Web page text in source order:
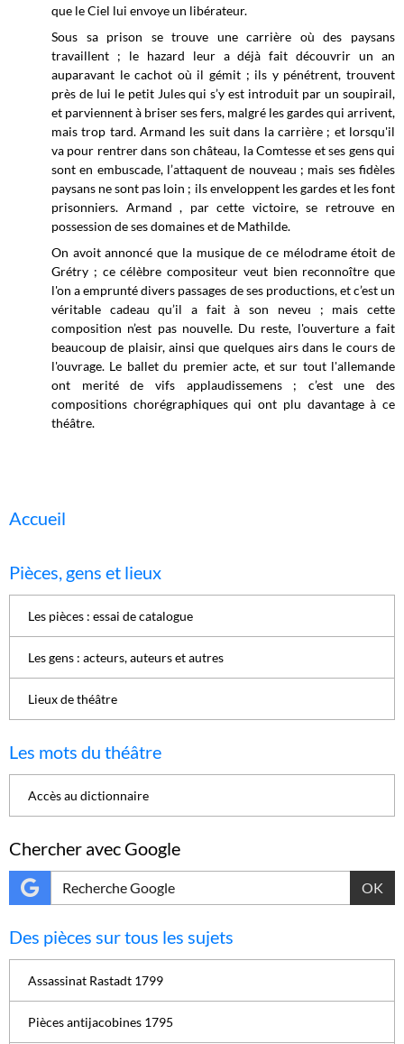
que le Ciel lui envoye un libérateur.
Sous sa prison se trouve une carrière où des paysans
travaillent ; le hazard leur a déjà fait découvrir un an
auparavant le cachot où il gémit ; ils y pénétrent, trouvent
près de lui le petit Jules qui s’y est introduit par un soupirail,
et parviennent à briser ses fers, malgré les gardes qui arrivent,
mais trop tard. Armand les suit dans la carrière ; et lorsqu'il
va pour rentrer dans son château, la Comtesse et ses gens qui
sont en embuscade, l’attaquent de nouveau ; mais ses fidèles
paysans ne sont pas loin ; ils enveloppent les gardes et les font
prisonniers. Armand , par cette victoire, se retrouve en
possession de ses domaines et de Mathilde.
On avoit annoncé que la musique de ce mélodrame étoit de
Grétry ; ce célèbre compositeur veut bien reconnoître que
l'on a emprunté divers passages de ses productions, et c’est un
véritable cadeau qu’il a fait à son neveu ; mais cette
composition n’est pas nouvelle. Du reste, l'ouverture a fait
beaucoup de plaisir, ainsi que quelques airs dans le cours de
l'ouvrage. Le ballet du premier acte, et sur tout l'allemande
ont merité de vifs applaudissemens ; c’est une des
compositions chorégraphiques qui ont plu davantage à ce
théâtre.
Accueil
Pièces, gens et lieux
Les pièces : essai de catalogue
Les gens : acteurs, auteurs et autres
Lieux de théâtre
Les mots du théâtre
Accès au dictionnaire
Chercher avec Google
OK
Des pièces sur tous les sujets
Assassinat Rastadt 1799
Pièces antijacobines 1795